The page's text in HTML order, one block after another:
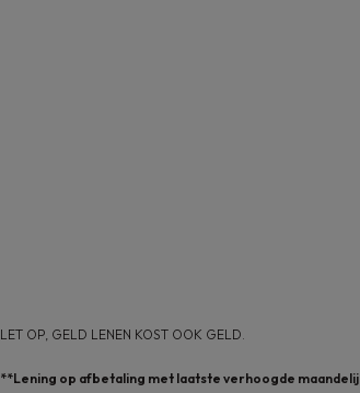
LET OP, GELD LENEN KOST OOK GELD.
**Lening op afbetaling met laatste verhoogde